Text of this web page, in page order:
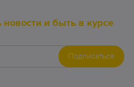
новости и быть в курсе
Подписаться